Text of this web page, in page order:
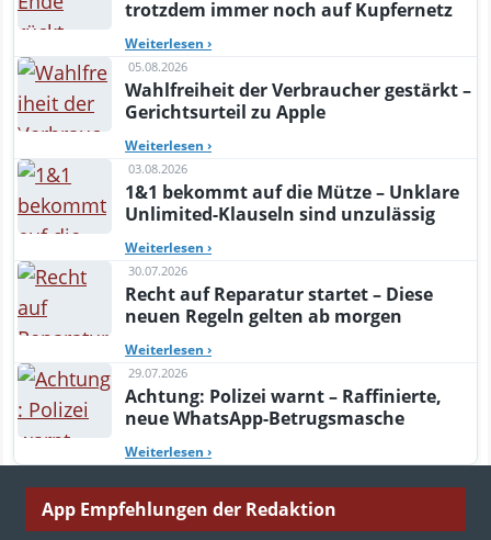
trotzdem immer noch auf Kupfernetz
Weiterlesen ›
05.08.2026
Wahlfreiheit der Verbraucher gestärkt –
Gerichtsurteil zu Apple
Weiterlesen ›
03.08.2026
1&1 bekommt auf die Mütze – Unklare
Unlimited-Klauseln sind unzulässig
Weiterlesen ›
30.07.2026
Recht auf Reparatur startet – Diese
neuen Regeln gelten ab morgen
Weiterlesen ›
29.07.2026
Achtung: Polizei warnt – Raffinierte,
neue WhatsApp-Betrugsmasche
Weiterlesen ›
App Empfehlungen der Redaktion